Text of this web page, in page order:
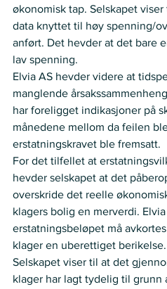
økonomisk tap. Selskapet
data knyttet til høy spenning/
anført. Det hevder at det bare
lav spenning.
Elvia AS hevder videre at
manglende
har foreligget indikasjoner på
månedene mellom da feilen
erstatningskravet ble fremsatt.
For det tilfellet at
hevder selskapet at det
overskride det reelle
klagers bolig en merverdi.
erstatningsbeløpet må
klager en uberettiget berikelse.
Selskapet viser til at det
klager har lagt tydelig til grunn